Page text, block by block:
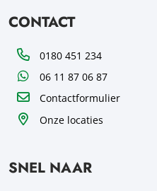
CONTACT
Telefoon0180 451 234
WhatsApp06 11 87 06 87
Contactformulier
Onze locaties
SNEL NAAR